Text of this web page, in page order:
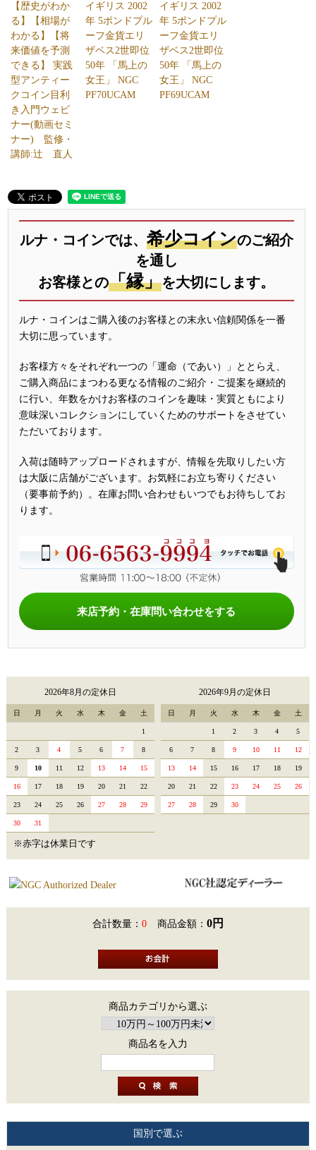
【歴史がわか
る】【相場が
わかる】【将
来価値を予測
できる】 実践
型アンティー
クコイン目利
き入門ウェビ
ナー(動画セミ
ナー) 監修・
講師:辻 直人
イギリス 2002
年 5ポンドプル
ーフ金貨エリ
ザベス2世即位
50年 「馬上の
女王」 NGC
PF70UCAM
イギリス 2002
年 5ポンドプル
ーフ金貨エリ
ザベス2世即位
50年 「馬上の
女王」 NGC
PF69UCAM
ルナ・コインでは、 希少コインのご紹介
を通し
お客様との「縁」を大切にします。
ルナ・コインはご購入後のお客様との末永い信頼関係を一番
大切に思っています。
お客様方々をそれぞれ一つの「運命（であい）」ととらえ、
ご購入商品にまつわる更なる情報のご紹介・ご提案を継続的
に行い、年数をかけお客様のコインを趣味・実質ともにより
意味深いコレクションにしていくためのサポートをさせてい
ただいております。
入荷は随時アップロードされますが、情報を先取りしたい方
は大阪に店舗がございます。お気軽にお立ち寄りください
（要事前予約）。在庫お問い合わせもいつでもお待ちしてお
ります。
来店予約・在庫問い合わせをする
2026年8月の定休日
日 月 火 水 木 金 土
1
2 3 4 5 6 7 8
9 10 11 12 13 14 15
16 17 18 19 20 21 22
23 24 25 26 27 28 29
30 31
2026年9月の定休日
日 月 火 水 木 金 土
1 2 3 4 5
6 7 8 9 10 11 12
13 14 15 16 17 18 19
20 21 22 23 24 25 26
27 28 29 30
※赤字は休業日です
合計数量： 0 商品金額： 0円
商品カテゴリから選ぶ
商品名を入力
国別で選ぶ